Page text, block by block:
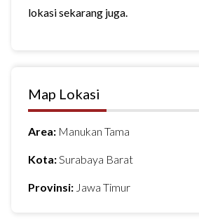
lokasi sekarang juga.
Map Lokasi
Area: Manukan Tama
Kota:Surabaya Barat
Provinsi: Jawa Timur